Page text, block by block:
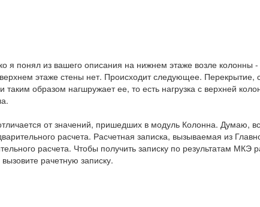
понял из вашего описания на нижнем этаже возле колонны -
этаже стены нет. Происходит следующее.
образом нагшружает ее, то есть нагрузка с верхней
от значений, пришедших в модуль Колонна. Думаю,
расчета. Расчетная записка, вызываемая из
расчета. Чтобы получить записку по результатам МКЭ
рачетную записку.